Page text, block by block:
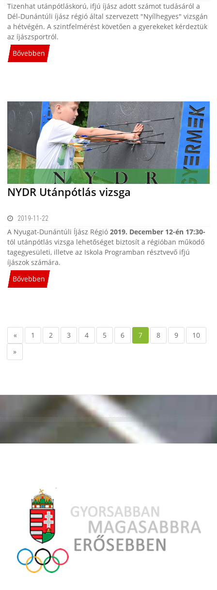
Tizenhat utánpótláskorú, ifjú íjász adott számot tudásáról a
Dél-Dunántúli íjász régió által szervezett "Nyílhegyes" vizsgán
a hétvégén. A szintfelmérést követően a gyerekeket kérdeztük
az íjászsportról.
Bővebben
NYDR Utánpótlás vizsga
2019-11-22
A Nyugat-Dunántúli Íjász Régió 2019. December 12-én 17:30-
tól utánpótlás vizsga lehetőséget biztosít a régióban működő
tagegyesületi, illetve az Iskola Programban résztvevő ifjú
íjászok számára.
Bővebben
« 1 2 3 4 5 6 7 8 9
10
»